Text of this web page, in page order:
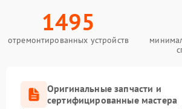
1495
отремонтированных устройств
Оригинальные запчасти и
сертифицированные мастера